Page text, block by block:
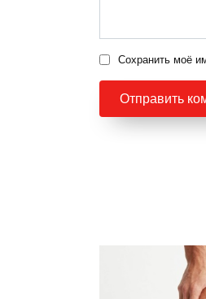
Сохранить моё